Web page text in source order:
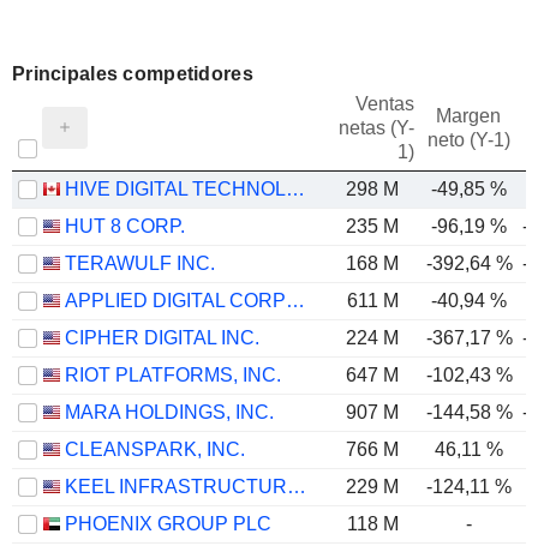
Principales competidores
Ventas
netas (Y-
1)
Margen
neto (Y-1)
HIVE DIGITAL TECHNOLOGIES LTD. 298 M -49,85 %
HUT 8 CORP.
235 M -96,19 %
-
TERAWULF INC.
168 M -392,64 % -
APPLIED DIGITAL CORPORATION
611 M -40,94 %
CIPHER DIGITAL INC.
224 M -367,17 % -
RIOT PLATFORMS, INC.
647 M -102,43 %
MARA HOLDINGS, INC.
907 M -144,58 % -
CLEANSPARK, INC.
766 M 46,11 %
KEEL INFRASTRUCTURE CORP.
229 M -124,11 %
PHOENIX GROUP PLC
118 M -